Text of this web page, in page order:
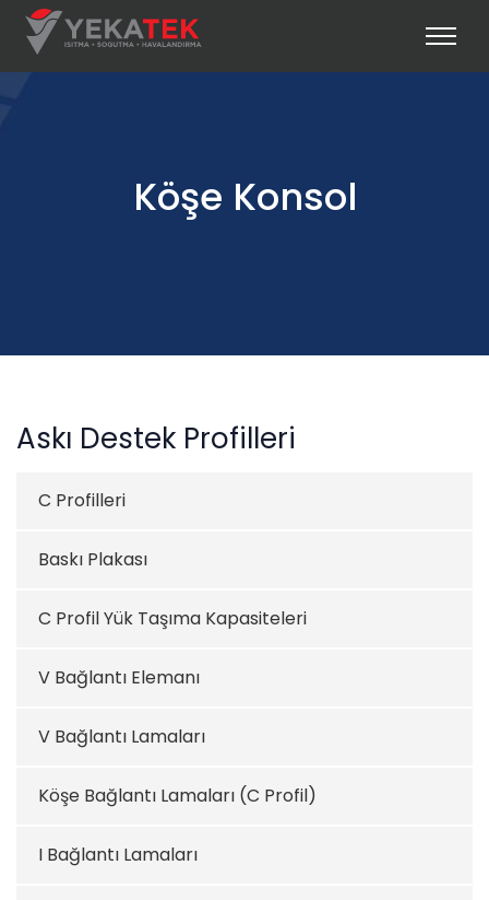
Köşe Konsol
Askı Destek Profilleri
C Profilleri
Baskı Plakası
C Profil Yük Taşıma Kapasiteleri
V Bağlantı Elemanı
V Bağlantı Lamaları
Köşe Bağlantı Lamaları (C Profil)
I Bağlantı Lamaları